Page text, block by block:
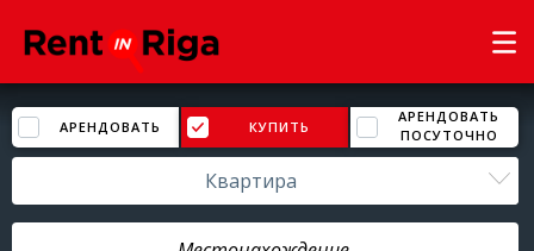
АРЕНДОВАТЬ КУПИТЬ
АРЕНДОВАТЬ
ПОСУТОЧНО
Квартира